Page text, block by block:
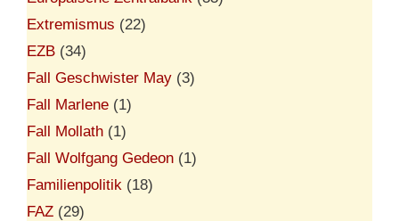
Extremismus (22)
EZB (34)
Fall Geschwister May (3)
Fall Marlene (1)
Fall Mollath (1)
Fall Wolfgang Gedeon (1)
Familienpolitik (18)
FAZ (29)